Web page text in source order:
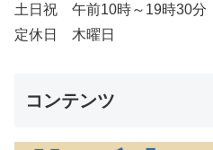
土日祝 午前10時～19時30分
定休日 木曜日
コンテンツ